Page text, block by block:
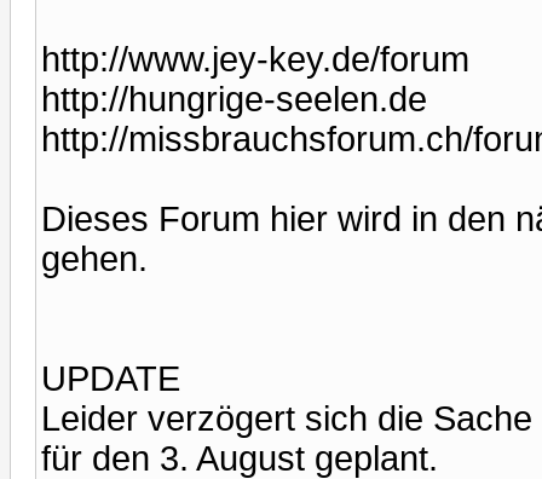
http://www.jey-key.de/forum
http://hungrige-seelen.de
http://missbrauchsforum.ch/
Dieses Forum hier wird in den
gehen.
UPDATE
Leider verzögert sich die
für den 3. August geplant.